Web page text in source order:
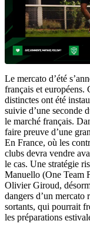
Le mercato d’été
français et européens.
distinctes ont été
suivie d’une seconde
le marché français.
faire preuve d’une
En France, où les
clubs devra vendre
le cas. Une stratégie
Manuello (One Team
Olivier Giroud,
dangers d’un mercato
sortants, qui pourrait
les préparations